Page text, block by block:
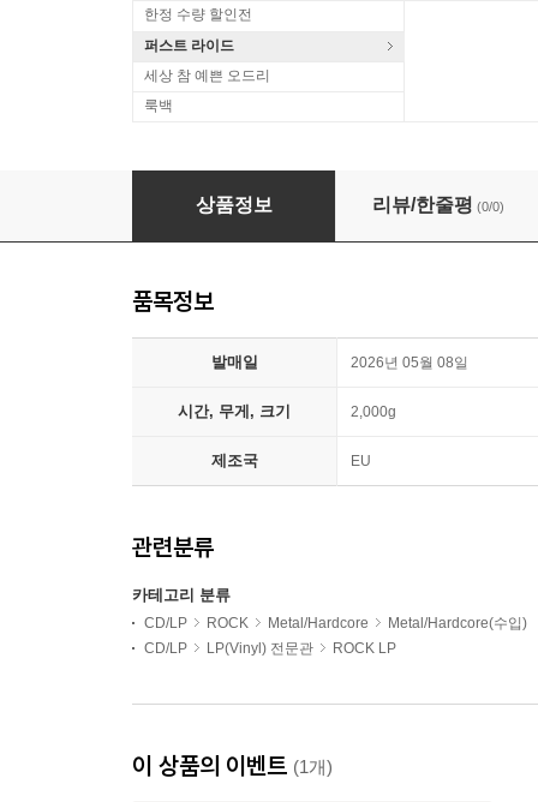
한정 수량 할인전
퍼스트 라이드
세상 참 예쁜 오드리
룩백
Danzig (댄지그) - 3집 Danzig III: How The
상품정보 리뷰/한줄평 (0/0)
품목정보
발매일 2026년 05월 08일
시간, 무게, 크기 2,000g
제조국 EU
관련분류
카테고리 분류
CD/LP ROCK Metal/Hardcore
Metal/Hardcore(수입)
CD/LP
LP(Vinyl) 전문관 ROCK LP
이 상품의 이벤트 (1개)